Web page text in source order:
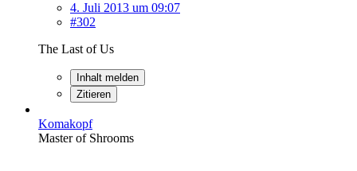
4. Juli 2013 um 09:07
#302
The Last of Us
Inhalt melden
Zitieren
Komakopf
Master of Shrooms